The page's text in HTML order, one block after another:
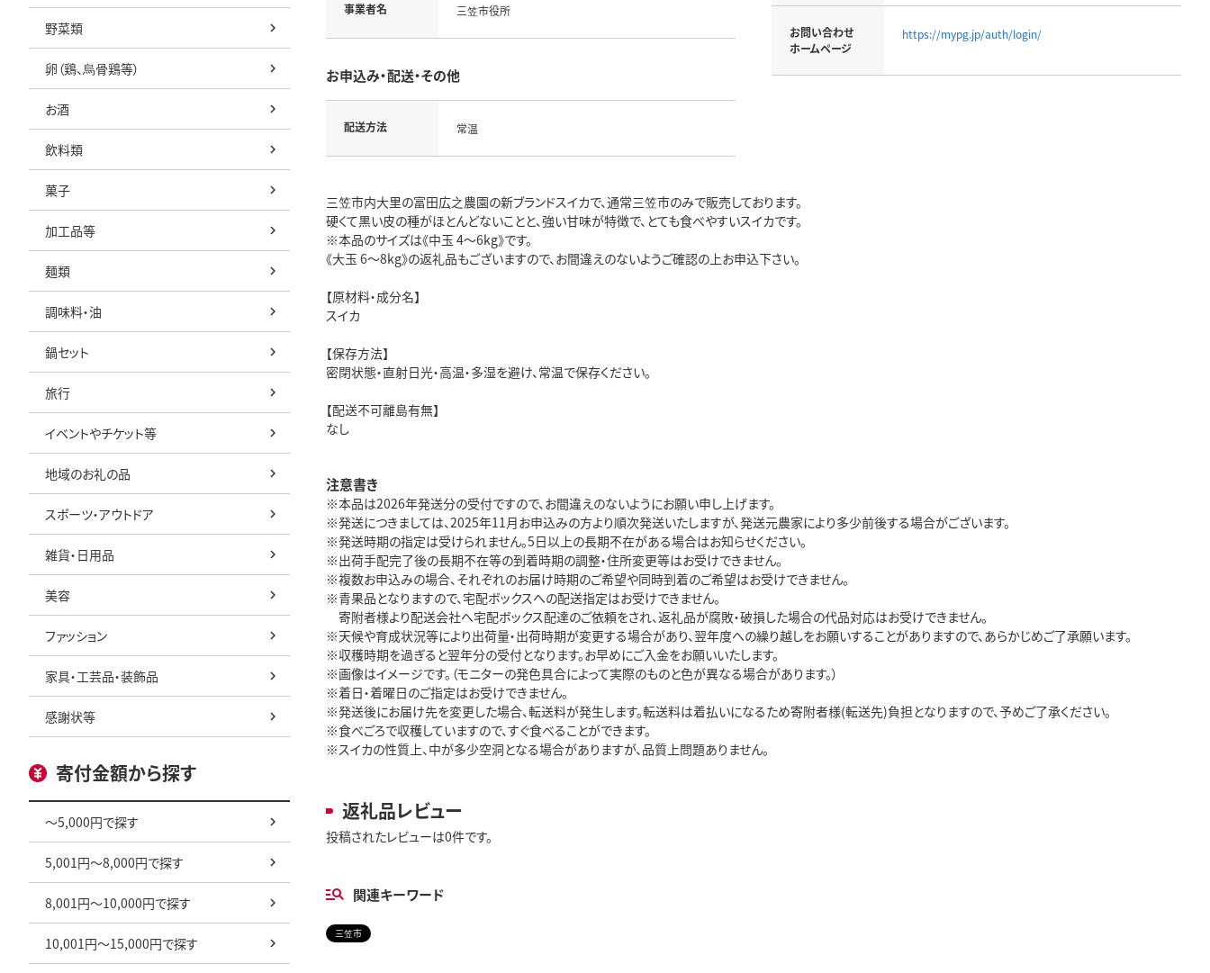
野菜類
卵（鶏、烏骨鶏等）
お酒
飲料類
菓子
加工品等
麺類
調味料・油
鍋セット
旅行
イベントやチケット等
地域のお礼の品
スポーツ・アウトドア
雑貨・日用品
美容
ファッション
家具・工芸品・装飾品
感謝状等
寄付金額から探す
～5,000円で探す
5,001円～8,000円で探す
8,001円～10,000円で探す
10,001円～15,000円で探す
事業者名 三笠市役所
お申込み・配送・その他
配送方法 常温
お問い合わせ
ホームページ
https://mypg.jp/auth/login/
三笠市内大里の富田広之農園の新ブランドスイカで、通常三笠市のみで販売しております。
硬くて黒い皮の種がほとんどないことと、強い甘味が特徴で、とても食べやすいスイカです。
※本品のサイズは《中玉 4～6kg》です。
《大玉 6～8kg》の返礼品もございますので、お間違えのないようご確認の上お申込下さい。
【原材料・成分名】
スイカ
【保存方法】
密閉状態・直射日光・高温・多湿を避け、常温で保存ください。
【配送不可離島有無】
なし
注意書き
※本品は2026年発送分の受付ですので、お間違えのないようにお願い申し上げます。
※発送につきましては、2025年11月お申込みの方より順次発送いたしますが、発送元農家により多少前後する場合がございます。
※発送時期の指定は受けられません。5日以上の長期不在がある場合はお知らせください。
※出荷手配完了後の長期不在等の到着時期の調整・住所変更等はお受けできません。
※複数お申込みの場合、それぞれのお届け時期のご希望や同時到着のご希望はお受けできません。
※青果品となりますので、宅配ボックスへの配送指定はお受けできません。
寄附者様より配送会社へ宅配ボックス配達のご依頼をされ、返礼品が腐敗・破損した場合の代品対応はお受けできません。
※天候や育成状況等により出荷量・出荷時期が変更する場合があり、翌年度への繰り越しをお願いすることがありますので、あらかじめご了承願います。
※収穫時期を過ぎると翌年分の受付となります。お早めにご入金をお願いいたします。
※画像はイメージです。（モニターの発色具合によって実際のものと色が異なる場合があります。）
※着日・着曜日のご指定はお受けできません。
※発送後にお届け先を変更した場合、転送料が発生します。転送料は着払いになるため寄附者様(転送先)負担となりますので、予めご了承ください。
※食べごろで収穫していますので、すぐ食べることができます。
※スイカの性質上、中が多少空洞となる場合がありますが、品質上問題ありません。
返礼品レビュー
投稿されたレビューは0件です。
関連キーワード
三笠市